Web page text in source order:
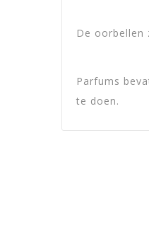
De oorbellen
Parfums
te doen.